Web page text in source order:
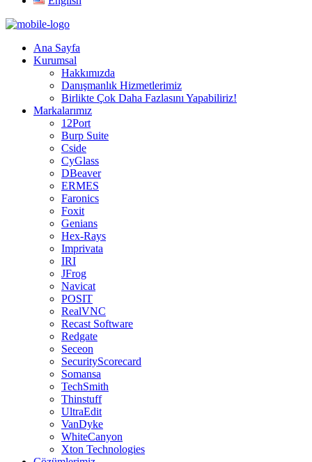
Ana Sayfa
Kurumsal
Hakkımızda
Danışmanlık Hizmetlerimiz
Birlikte Çok Daha Fazlasını Yapabiliriz!
Markalarımız
12Port
Burp Suite
Cside
CyGlass
DBeaver
ERMES
Faronics
Foxit
Genians
Hex-Rays
Imprivata
IRI
JFrog
Navicat
POSIT
RealVNC
Recast Software
Redgate
Seceon
SecurityScorecard
Somansa
TechSmith
Thinstuff
UltraEdit
VanDyke
WhiteCanyon
Xton Technologies